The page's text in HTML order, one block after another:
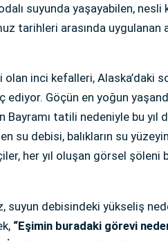
suyunda yaşayabilen, nesli
tarihleri arasında uygulanan
inci kefalleri, Alaska’daki
ediyor. Göçün en yoğun
Bayramı tatili nedeniyle bu yıl
su debisi, balıkların su
her yıl oluşan görsel şöleni
suyun debisindeki yükseliş
“Eşimin buradaki görevi